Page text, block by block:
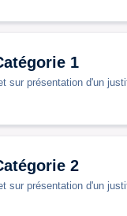
1
sur présentation d'un
2
sur présentation d'un